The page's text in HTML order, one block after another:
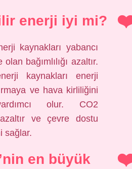
enerji iyi mi?
kaynakları yabancı
bağımlılığı azaltır.
kaynakları enerji
ve hava kirliliğini
olur. CO2
azaltır ve çevre dostu
sağlar.
en büyük